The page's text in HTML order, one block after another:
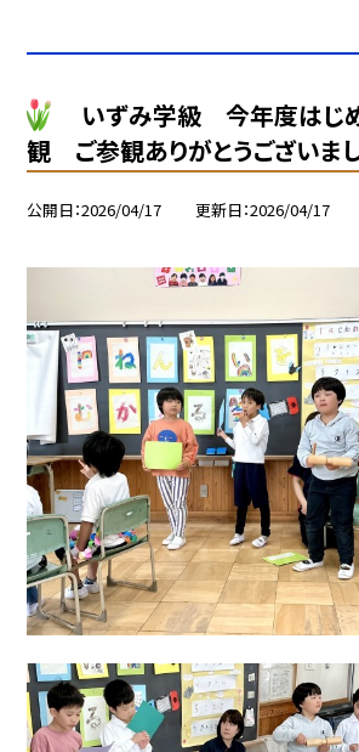
いずみ学級 今年度はじ
観 ご参観ありがとうございま
公開日 2026/04/17 更新日 2026/04/17